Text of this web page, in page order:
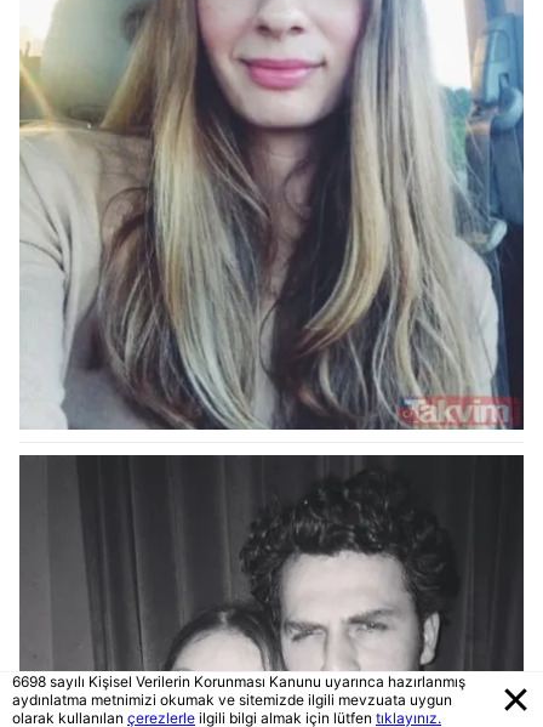
6698 sayılı Kişisel Verilerin Korunması Kanunu uyarınca hazırlanmış
aydınlatma metnimizi okumak ve sitemizde ilgili mevzuata uygun
olarak kullanılan çerezlerle ilgili bilgi almak için lütfen tıklayınız.